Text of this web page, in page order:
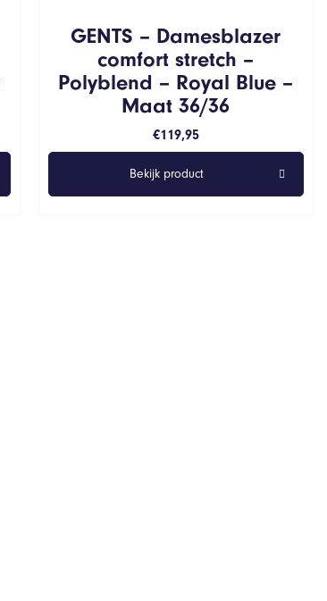
GENTS – Damesblazer
comfort stretch –
Polyblend – Royal Blue –
Maat 36/36
€119,95
Bekijk product